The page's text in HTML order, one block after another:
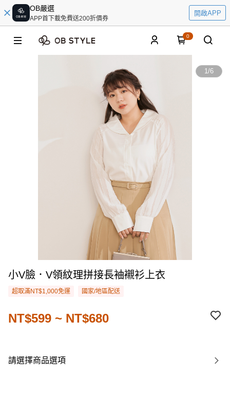
OB嚴選
APP首下載免費送200折價券
開啟APP
0
1/6
小V臉．V領紋理拼接長袖襯衫上衣
超取滿NT$1,000免運 國家/地區配送
NT$599 ~ NT$680
請選擇商品選項